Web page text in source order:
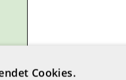
Cookies.